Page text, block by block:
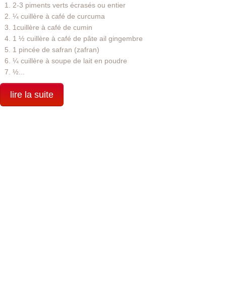
2-3 piments verts écrasés ou entier
¼ cuillère à café de curcuma
1cuillère à café de cumin
1 ½ cuillère à café de pâte ail gingembre
1 pincée de safran (zafran)
¼ cuillère à soupe de lait en poudre
½...
lire la suite